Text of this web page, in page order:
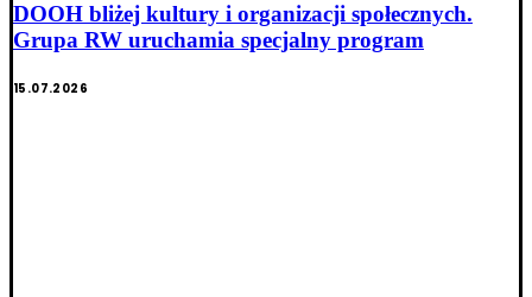
DOOH bliżej kultury i organizacji społecznych.
Grupa RW uruchamia specjalny program
15.07.2026